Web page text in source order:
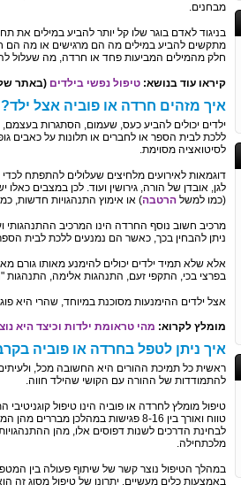
מבחנים.
בניגוד לאדם בוגר שלו קל יותר להביע במילים את
מתקשים להביע במילים מה הם מרגישים או מה הם
חלק מהמילים המביעות פחד או חרדה, מה שעלול
קיראו עוד בנושא: טיפול נפשי בילדים (באתר
איך מזהים חרדה או פוביה אצל ילד?
ילדים יכולים להביע כעס, שעמום, הסתגרות
ללכת לבית הספר או לחברים או תלונות על כאבים
לסיטואציה מסוימת.
דוגמאות לאירועים מלחיצים שעלולים להתפתח
לגן, אובדן של הורה, גירושין ועוד. לכן במצבים
(כמו למשל הרטבה) או אימוץ התנהגויות חדשות,
מרכיב חשוב נוסף החרדה הינו המרכיב ההתנהגותי
ניתן להבחין בכך, כאשר הם נמנעים ללכת לבית
אלא שלא תמיד ילדים יכולים להימנע מאותו
בפרצי בכי, התקפי זעם, התנהגות אלימה, התנהגות
אצל ילדים ההימנעות מסוכנת במיוחד, שהרי היא
מומלץ לקרוא: מהי טראומת ילדות וכיצד היא
איך ניתן לטפל בחרדה או פוביה
ראשית כל תמיכת ההורים היא החשובה מכל,
להתמודדות של ההורה עם הקושי שהילד חווה.
טיפול מומלץ לחרדה או פוביה הינו טיפול קוגניטיבי
טווח ואורך בין 8-16 פגישות
לבחינת הדרכים לשנות דפוסים אלו, מהן
מלכתחילה.
במהלך הטיפול נוצר קשר של שיתוף פעולה בין
באמצעות כלים מעשיים. יתרונו של טיפול מסוג זה